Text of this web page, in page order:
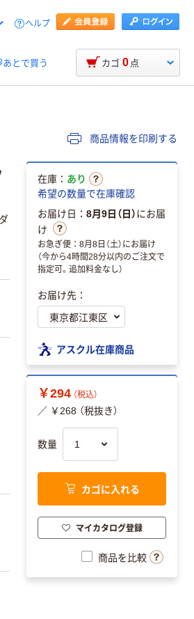
ヘルプ
あとで買う カゴ 0 点
商品情報を印刷する
在庫： あり
希望の数量で在庫確認
お届け日： 8月9日（日）にお届
け
お急ぎ便：8月8日（土）にお届け
（今から4時間28分以内のご注文で
指定可。追加料金なし）
お届け先：
アスクル在庫商品
￥294 （税込）
／ ￥268 （税抜き）
数量
カゴに入れる
マイカタログ登録
商品を比較